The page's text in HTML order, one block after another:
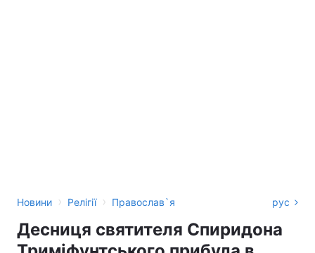
Новини › Релігії › Православ`я рус
Десниця святителя Спиридона